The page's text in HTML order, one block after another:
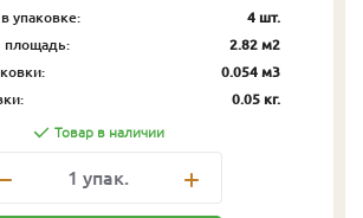
упаковке:
4 шт.
площадь:
2.82 м2
0.054 м3
0.05 кг.
Товар в наличии
1 упак.